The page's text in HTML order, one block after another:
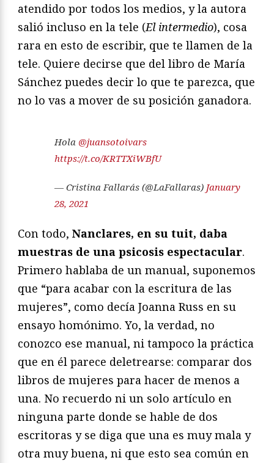
atendido por todos los medios, y la autora
salió incluso en la tele (El intermedio), cosa
rara en esto de escribir, que te llamen de la
tele. Quiere decirse que del libro de María
Sánchez puedes decir lo que te parezca, que
no lo vas a mover de su posición ganadora.
Hola @juansotoivars
https://t.co/KRTTXiWBfU
— Cristina Fallarás (@LaFallaras) January
28, 2021
Con todo, Nanclares, en su tuit, daba
muestras de una psicosis espectacular.
Primero hablaba de un manual, suponemos
que “para acabar con la escritura de las
mujeres”, como decía Joanna Russ en su
ensayo homónimo. Yo, la verdad, no
conozco ese manual, ni tampoco la práctica
que en él parece deletrearse: comparar dos
libros de mujeres para hacer de menos a
una. No recuerdo ni un solo artículo en
ninguna parte donde se hable de dos
escritoras y se diga que una es muy mala y
otra muy buena, ni que esto sea común en